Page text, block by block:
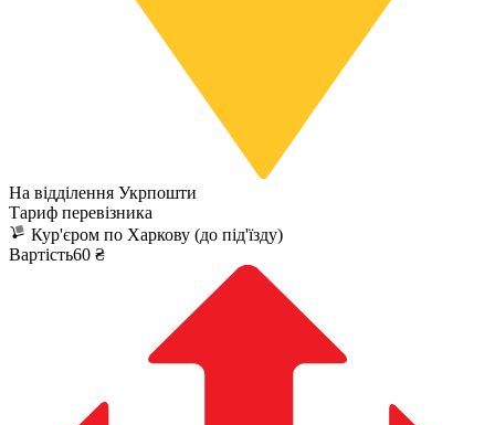
На відділення Укрпошти
Тариф перевізника
Кур'єром по Харкову (до під'їзду)
Вартість60 ₴